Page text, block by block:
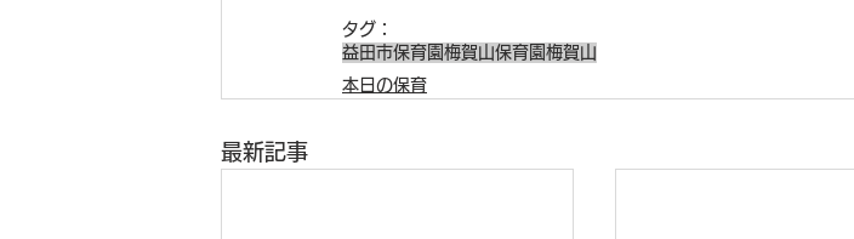
タグ：
益田市保育園 梅賀山保育園 梅賀山
本日の保育
最新記事